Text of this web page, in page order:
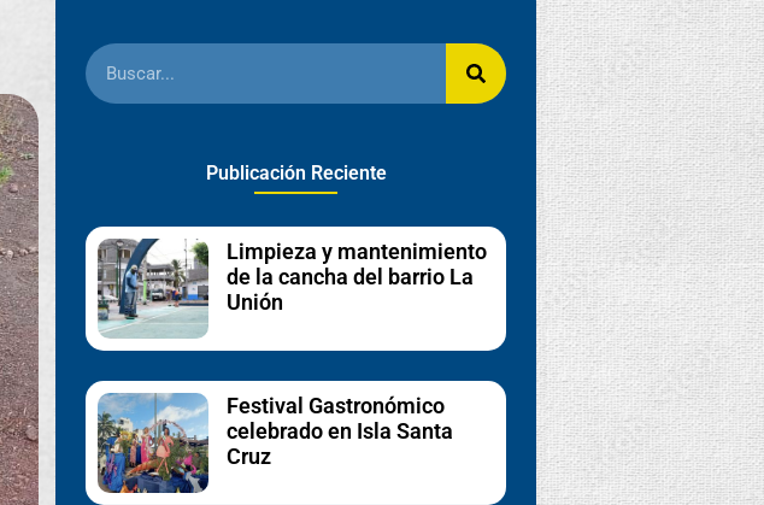
Publicación Reciente
Limpieza y mantenimiento
de la cancha del barrio La
Unión
Festival Gastronómico
celebrado en Isla Santa
Cruz